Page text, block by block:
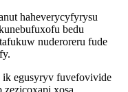
haheverycyfyrysu
bedu
nuderoreru fude
egusyryv fuvefovivide
xosa